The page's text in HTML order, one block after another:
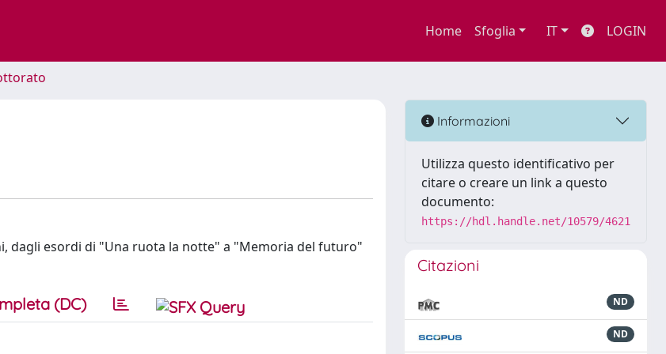
Home Sfoglia IT LOGIN
dagli esordi di "Una ruota la notte" a "Memoria del futuro"
(DC)
Informazioni
Utilizza questo identificativo per
citare o creare un link a questo
documento:
https://hdl.handle.net/10579/4621
Citazioni
ND
ND